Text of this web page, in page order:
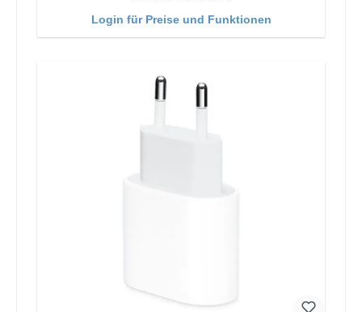
Login für Preise und Funktionen